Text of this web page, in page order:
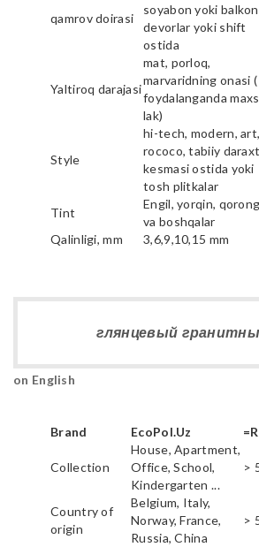
qamrov doirasi
soyabon yoki
devorlar yoki shift
ostida
Yaltiroq darajasi
mat, porloq,
marvaridning onasi (
foydalanganda
lak)
Style
hi-tech, modern, art,
rococo, tabiiy daraxt
kesmasi ostida yoki
tosh plitkalar
Tint
Engil, yorqin,
va boshqalar
Qalinligi, mm
3,6,9,10,15 mm
глянцевый
on English
Brand EcoPol.Uz
Collection
House, Apartment,
Office, School,
Kindergarten ...
>
Country of
origin
Belgium, Italy,
Norway, France,
Russia, China
>